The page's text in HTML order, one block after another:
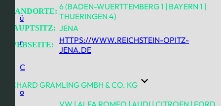
ü
r
C
o
STANDORTE: 6 (BADEN-WUERTTEMBERG 1 | BAYERN 1 |
THUERINGEN 4)
HAUPTSITZ: JENA
WEBSEITE:
HTTPS://WWW.REICHSTEIN-OPITZ-
JENA.DE
RICHARD GRAMLING GMBH & CO. KG
VW | ALFA ROMEO | AUDI | CITROEN | FORD